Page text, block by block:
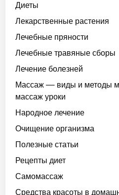
Диеты
Лекарственные растения
Лечебные пряности
Лечебные травяные сборы
Лечение болезней
Массаж — виды и методы
массаж уроки
Народное лечение
Очищение организма
Полезные статьи
Рецепты диет
Самомассаж
Средства красоты в